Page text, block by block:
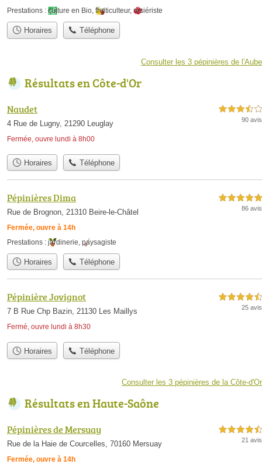
Prestations : culture en Bio, fruiticulteur, rosiériste
Horaires Téléphone
Consulter les 3 pépinières de l'Aube
Résultats en Côte-d'Or
Naudet
4 Rue de Lugny, 21290 Leuglay
Fermée, ouvre lundi à 8h00
3,5 étoiles sur 5
90 avis
Horaires Téléphone
Pépinières Dima
Rue de Brognon, 21310 Beire-le-Châtel
Fermée, ouvre à 14h
5,0 étoiles sur 5
86 avis
Prestations : jardinerie, paysagiste
Horaires Téléphone
Pépinière Jovignot
7 B Rue Chp Bazin, 21130 Les Maillys
Fermé, ouvre lundi à 8h30
4,5 étoiles sur 5
25 avis
Horaires Téléphone
Consulter les 3 pépinières de la Côte-d'Or
Résultats en Haute-Saône
Pépinières de Mersuay
Rue de la Haie de Courcelles, 70160 Mersuay
Fermée, ouvre à 14h
4,5 étoiles sur 5
21 avis